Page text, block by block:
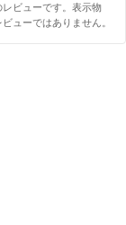
ビューです。表示物
ューではありません。